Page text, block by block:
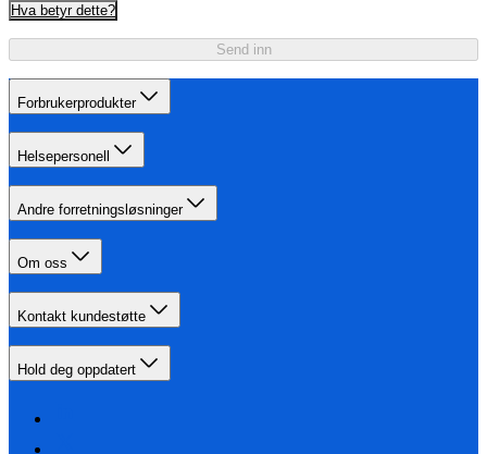
Hva betyr dette?
Send inn
Forbrukerprodukter
Helsepersonell
Andre forretningsløsninger
Om oss
Kontakt kundestøtte
Hold deg oppdatert